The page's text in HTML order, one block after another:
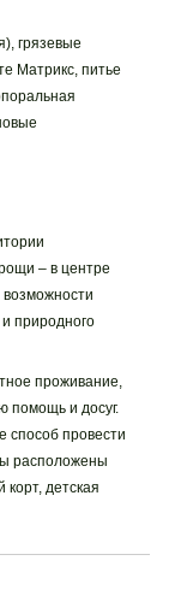
грязевые
Матрикс, питье
– в центре
и природного
проживание,
помощь и досуг.
способ провести
расположены
детская